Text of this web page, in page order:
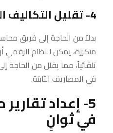
4- تقليل التكاليف التشغيلية
بدلاً من الحاجة إلى فريق
متكررة، يمكن للنظام
تلقائياً، مما يقلل من الحاجة
في المصاريف الثابتة.
5- إعداد
في ثوانٍ